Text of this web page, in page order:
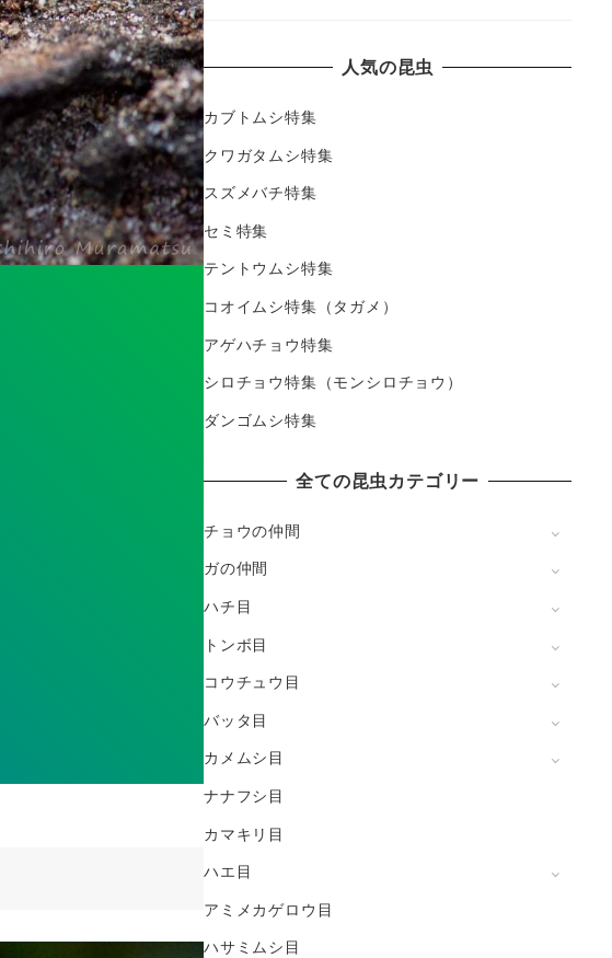
人気の昆虫
カブトムシ特集
クワガタムシ特集
スズメバチ特集
セミ特集
テントウムシ特集
コオイムシ特集（タガメ）
アゲハチョウ特集
シロチョウ特集（モンシロチョウ）
ダンゴムシ特集
全ての昆虫カテゴリー
チョウの仲間
ガの仲間
ハチ目
トンボ目
コウチュウ目
バッタ目
カメムシ目
ナナフシ目
カマキリ目
ハエ目
アミメカゲロウ目
ハサミムシ目